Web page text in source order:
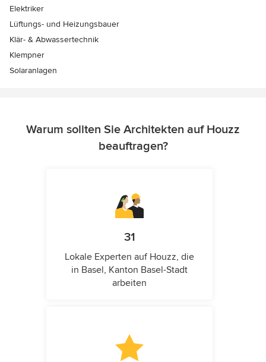
Elektriker
Lüftungs- und Heizungsbauer
Klär- & Abwassertechnik
Klempner
Solaranlagen
Warum sollten Sie Architekten auf Houzz
beauftragen?
31
Lokale Experten auf Houzz, die
in Basel, Kanton Basel-Stadt
arbeiten